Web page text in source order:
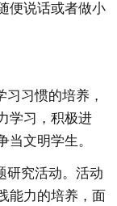
便说话或者做小
习惯的培养，
学习，积极进
文明学生。
研究活动。活动
能力的培养，面